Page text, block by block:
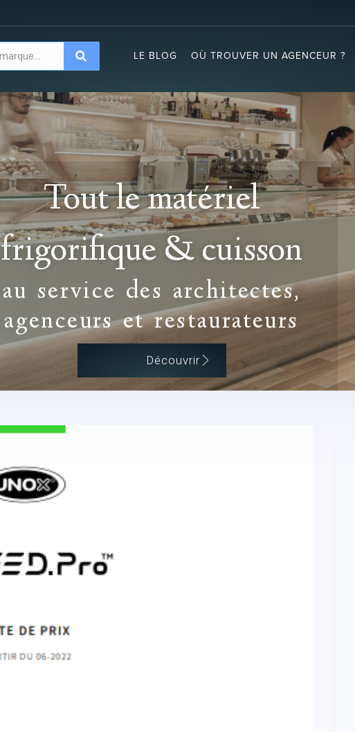
LE BLOG OÙ TROUVER UN AGENCEUR ?
Tout le matériel
frigorifique & cuisson
au service des architectes,
agenceurs et restaurateurs
Découvrir